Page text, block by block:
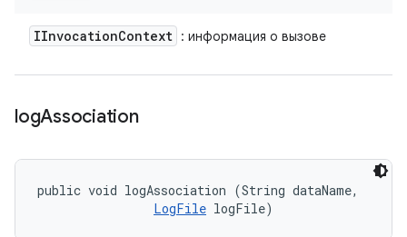
IInvocationContext : информация о вызове
logAssociation
public void logAssociation (String dataName,
LogFile logFile)